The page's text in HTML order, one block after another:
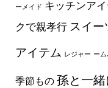
ーメイド キッチンア
クで親孝行 スイー
アイテム レジャー ー
季節もの 孫と一緒